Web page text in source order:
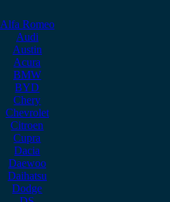
Alfa Romeo
Audi
Austin
Acura
BMW
BYD
Chery
Chevrolet
Citroen
Cupra
Dacia
Daewoo
Daihatsu
Dodge